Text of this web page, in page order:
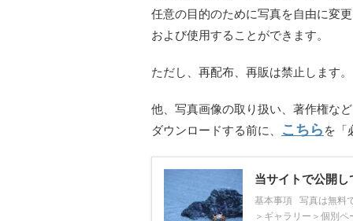
任意の目的のために写真を自由に変
および使用することができます。
ただし、再配布、再販は禁止します。
他、写真画像の取り扱い、著作権な
ダウンロードする前に、
こちら を「
当サイトで公開
基本事項 写真は無料
＞ギャラリー＞個別